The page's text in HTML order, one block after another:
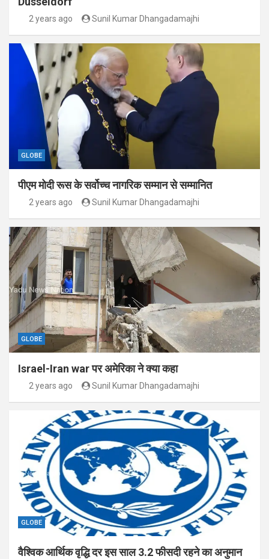
2 years ago Sunil Kumar Dhangadamajhi
GLOBE
पीएम मोदी रूस के सर्वोच्च नागरिक सम्मान से सम्मानित
2 years ago Sunil Kumar Dhangadamajhi
GLOBE
Israel-Iran war पर अमेरिका ने क्या कहा
2 years ago Sunil Kumar Dhangadamajhi
GLOBE
वैश्विक आर्थिक वृद्धि दर इस साल 3.2 फीसदी रहने का अनुमान